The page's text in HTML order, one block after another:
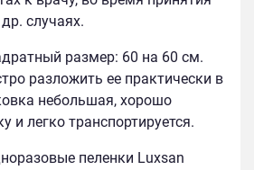
случаях.
размер: 60 на 60 см.
разложить ее практически в
небольшая, хорошо
и легко транспортируется.
пеленки Luxsan